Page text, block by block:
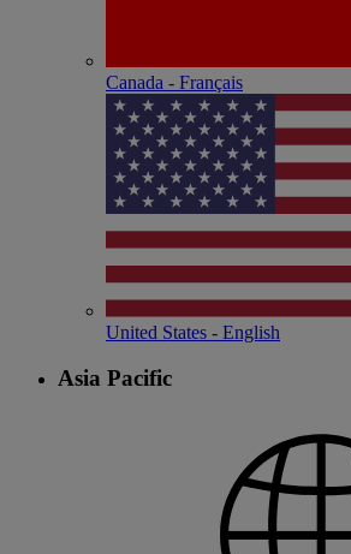
Canada - Français
United States - English
Asia Pacific